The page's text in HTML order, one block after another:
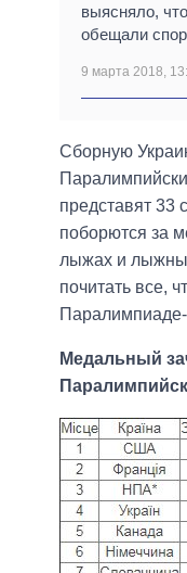
выясняло,
обещали
9 марта 2018,
Сборную
представят 33
поборются за
лыжах и
почитать все,
Медальный